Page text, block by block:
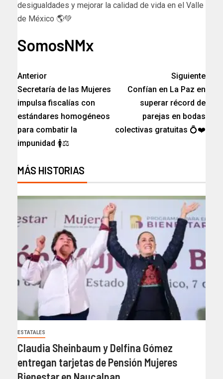
desigualdades y mejorar la calidad de vida en el Valle
de México 🌎💚
SomosNMx
Anterior
Secretaría de las Mujeres
impulsa fiscalías con
estándares homogéneos
para combatir la
impunidad 🚺⚖️
Siguiente
Confían en La Paz en
superar récord de
parejas en bodas
colectivas gratuitas 💍❤️
MÁS HISTORIAS
ESTATALES
Claudia Sheinbaum y Delfina Gómez
entregan tarjetas de Pensión Mujeres